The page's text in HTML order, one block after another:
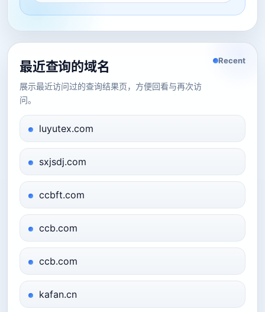
最近查询的域名
展示最近访问过的查询结果页，方便回看与再次访
问。
Recent
luyutex.com
sxjsdj.com
ccbft.com
ccb.com
ccb.com
kafan.cn